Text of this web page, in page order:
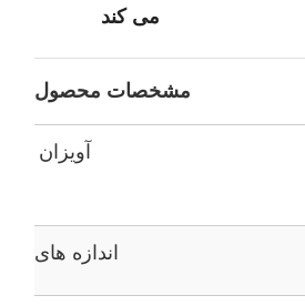
می کند
مشخصات محصول
آویزان
اندازه های